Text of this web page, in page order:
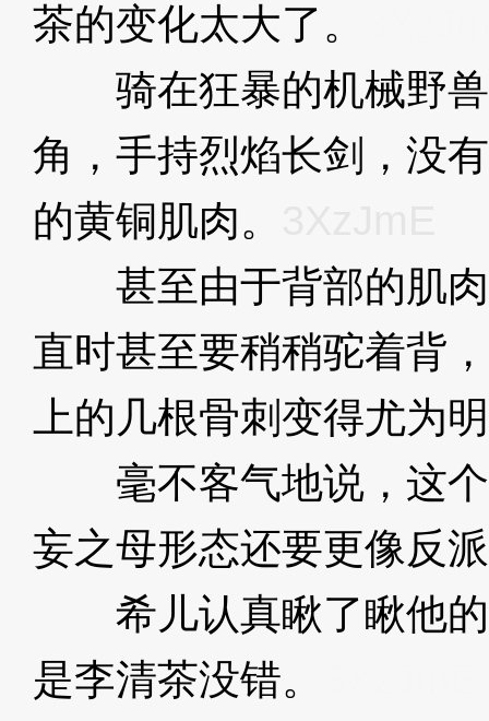
茶的变化太大了。
骑在狂暴的机械野兽
角，手持烈焰长剑，没
的黄铜肌肉。
甚至由于背部的肌肉
直时甚至要稍稍驼着背
上的几根骨刺变得尤为
毫不客气地说，这个
妄之母形态还要更像反
希儿认真瞅了瞅他的
是李清茶没错。